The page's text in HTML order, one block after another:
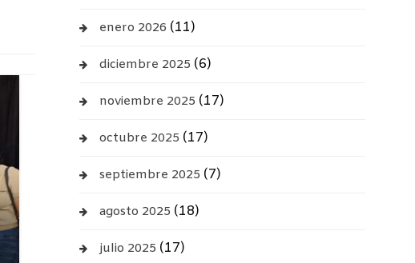
enero 2026 (11)
diciembre 2025 (6)
noviembre 2025 (17)
octubre 2025 (17)
septiembre 2025 (7)
agosto 2025 (18)
julio 2025 (17)